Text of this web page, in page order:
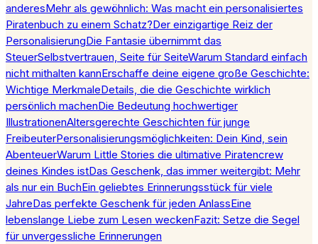
anderesMehr als gewöhnlich: Was macht ein personalisiertes
Piratenbuch zu einem Schatz?Der einzigartige Reiz der
PersonalisierungDie Fantasie übernimmt das
SteuerSelbstvertrauen, Seite für SeiteWarum Standard einfach
nicht mithalten kannErschaffe deine eigene große Geschichte:
Wichtige MerkmaleDetails, die die Geschichte wirklich
persönlich machenDie Bedeutung hochwertiger
IllustrationenAltersgerechte Geschichten für junge
FreibeuterPersonalisierungsmöglichkeiten: Dein Kind, sein
AbenteuerWarum Little Stories die ultimative Piratencrew
deines Kindes istDas Geschenk, das immer weitergibt: Mehr
als nur ein BuchEin geliebtes Erinnerungsstück für viele
JahreDas perfekte Geschenk für jeden AnlassEine
lebenslange Liebe zum Lesen weckenFazit: Setze die Segel
für unvergessliche Erinnerungen